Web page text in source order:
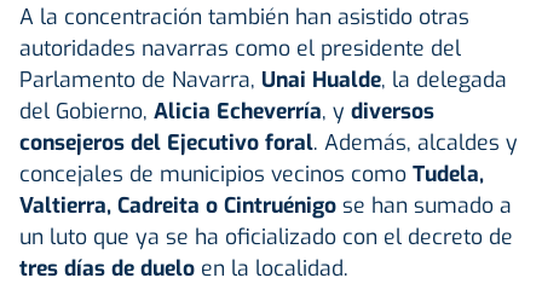
A la concentración también han asistido otras
autoridades navarras como el presidente del
Parlamento de Navarra, Unai Hualde, la delegada
del Gobierno, Alicia Echeverría, y diversos
consejeros del Ejecutivo foral. Además, alcaldes y
concejales de municipios vecinos como Tudela,
Valtierra, Cadreita o Cintruénigo se han sumado a
un luto que ya se ha oficializado con el decreto de
tres días de duelo en la localidad.